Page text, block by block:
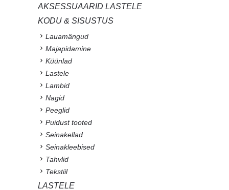
AKSESSUAARID LASTELE
KODU & SISUSTUS
Lauamängud
Majapidamine
Küünlad
Lastele
Lambid
Nagid
Peeglid
Puidust tooted
Seinakellad
Seinakleebised
Tahvlid
Tekstiil
LASTELE